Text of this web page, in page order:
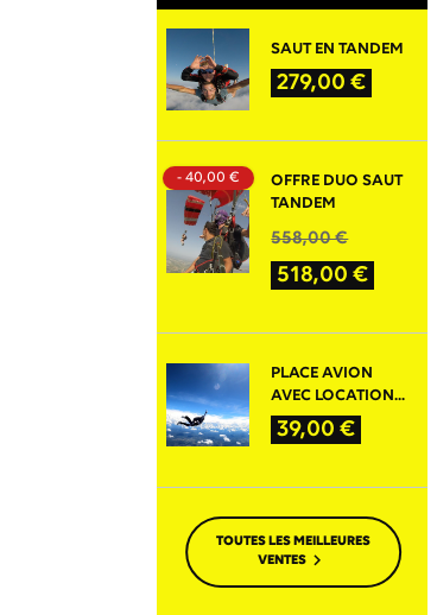
SAUT EN TANDEM
PRIX
279,00 €
OFFRE DUO SAUT
TANDEM
PRIX
DE
558,00 €PRIX
518,00 €
- 40,00 €
PLACE AVION
AVEC LOCATION...
PRIX
39,00 €
TOUTES LES MEILLEURES
VENTES 